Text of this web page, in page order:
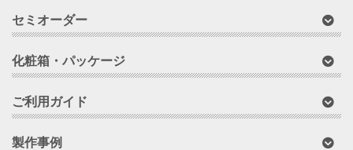
セミオーダー
化粧箱・パッケージ
ご利用ガイド
製作事例